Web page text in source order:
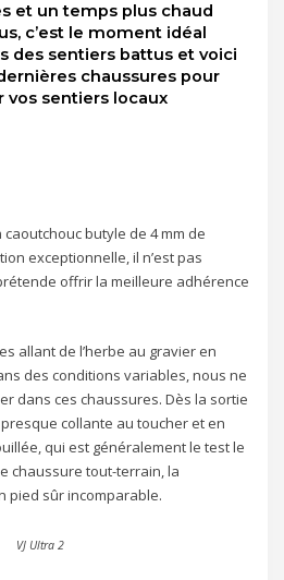
et un temps plus chaud
c’est le moment idéal
des sentiers battus et voici
chaussures pour
vos sentiers locaux
butyle de 4 mm de
exceptionnelle, il n’est pas
offrir la meilleure adhérence
allant de l’herbe au gravier en
des conditions variables, nous ne
dans ces chaussures. Dès la sortie
collante au toucher et en
qui est généralement le test le
chaussure tout-terrain, la
pied sûr incomparable.
VJ Ultra 2